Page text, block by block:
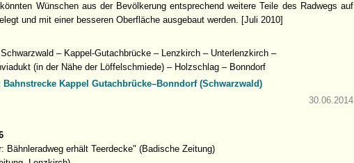
Wünschen aus der Bevölkerung entsprechend weitere Teile des Radwegs auf
und mit einer besseren Oberfläche ausgebaut werden. [Juli 2010]
– Kappel-Gutachbrücke – Lenzkirch – Unterlenzkirch –
(in der Nähe der Löffelschmiede) – Holzschlag – Bonndorf
Bahnstrecke Kappel Gutachbrücke–Bonndorf (Schwarzwald)
30.06.2014
erhält Teerdecke" (Badische Zeitung)